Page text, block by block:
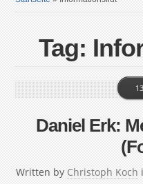
Tag:
Daniel Erk:
Written by Christoph Koch